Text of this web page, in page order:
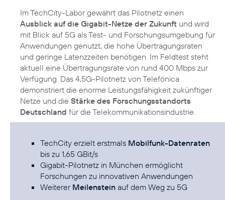
Im TechCity-Labor gewährt das Pilotnetz einen
Ausblick auf die Gigabit-Netze der Zukunft und wird
mit Blick auf 5G als Test- und Forschungsumgebung für
Anwendungen genutzt, die hohe Übertragungsraten
und geringe Latenzzeiten benötigen. Im Feldtest steht
aktuell eine Übertragungsrate von rund 400 Mbps zur
Verfügung. Das 4,5G-Pilotnetz von Telefónica
demonstriert die enorme Leistungsfähigkeit zukünftiger
Netze und die Stärke des Forschungsstandorts
Deutschland für die Telekommunikationsindustrie.
TechCity erzielt erstmals Mobilfunk-Datenraten
bis zu 1,65 GBit/s
Gigabit-Pilotnetz in München ermöglicht
Forschungen zu innovativen Anwendungen
Weiterer Meilenstein auf dem Weg zu 5G